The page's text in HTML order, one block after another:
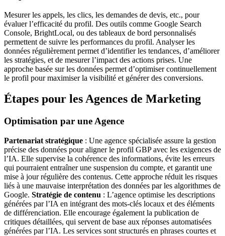
Mesurer les appels, les clics, les demandes de devis, etc., pour
évaluer l’efficacité du profil. Des outils comme Google Search
Console, BrightLocal, ou des tableaux de bord personnalisés
permettent de suivre les performances du profil. Analyser les
données régulièrement permet d’identifier les tendances, d’améliorer
les stratégies, et de mesurer l’impact des actions prises. Une
approche basée sur les données permet d’optimiser continuellement
le profil pour maximiser la visibilité et générer des conversions.
Étapes pour les Agences de Marketing
Optimisation par une Agence
Partenariat stratégique : Une agence spécialisée assure la gestion
précise des données pour aligner le profil GBP avec les exigences de
l’IA. Elle supervise la cohérence des informations, évite les erreurs
qui pourraient entraîner une suspension du compte, et garantit une
mise à jour régulière des contenus. Cette approche réduit les risques
liés à une mauvaise interprétation des données par les algorithmes de
Google. Stratégie de contenu : L’agence optimise les descriptions
générées par l’IA en intégrant des mots-clés locaux et des éléments
de différenciation. Elle encourage également la publication de
critiques détaillées, qui servent de base aux réponses automatisées
générées par l’IA. Les services sont structurés en phrases courtes et